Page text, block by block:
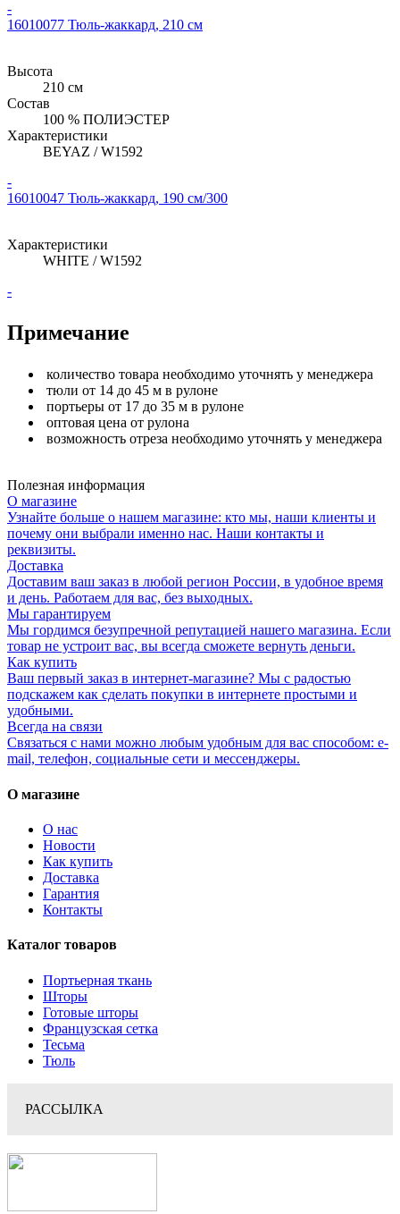
-
16010077 Тюль-жаккард, 210 см
Высота
210 см
Состав
100 % ПОЛИЭСТЕР
Характеристики
BEYAZ / W1592
-
16010047 Тюль-жаккард, 190 см/300
Характеристики
WHITE / W1592
-
Примечание
количество товара необходимо уточнять у менеджера
тюли от 14 до 45 м в рулоне
портьеры от 17 до 35 м в рулоне
оптовая цена от рулона
возможность отреза необходимо уточнять у менеджера
Полезная информация
О магазине
Узнайте больше о нашем магазине: кто мы, наши клиенты и
почему они выбрали именно нас. Наши контакты и
реквизиты.
Доставка
Доставим ваш заказ в любой регион России, в удобное время
и день. Работаем для вас, без выходных.
Мы гарантируем
Мы гордимся безупречной репутацией нашего магазина. Если
товар не устроит вас, вы всегда сможете вернуть деньги.
Как купить
Ваш первый заказ в интернет-магазине? Мы с радостью
подскажем как сделать покупки в интернете простыми и
удобными.
Всегда на связи
Связаться с нами можно любым удобным для вас способом: e-
mail, телефон, социальные сети и мессенджеры.
О магазине
О нас
Новости
Как купить
Доставка
Гарантия
Контакты
Каталог товаров
Портьерная ткань
Шторы
Готовые шторы
Французская сетка
Тесьма
Тюль
РАССЫЛКА